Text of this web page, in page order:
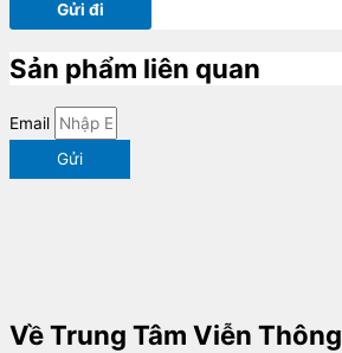
Sản phẩm liên quan
Email
Gửi
Về Trung Tâm Viễn Thông